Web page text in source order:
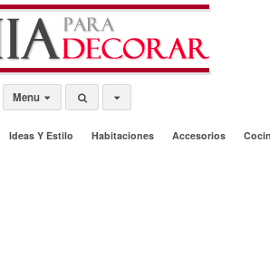
Menu
Ideas Y Estilo Habitaciones Accesorios